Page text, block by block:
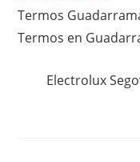
artículos
Termos
Termos en
Electrolux